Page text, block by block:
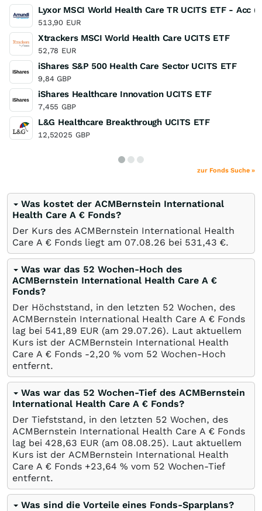
Lyxor MSCI World Health Care TR UCITS ETF - Acc
513,90 EUR
Xtrackers MSCI World Health Care UCITS ETF
52,78 EUR
iShares S&P 500 Health Care Sector UCITS ETF
9,84 GBP
iShares Healthcare Innovation UCITS ETF
7,455 GBP
L&G Healthcare Breakthrough UCITS ETF
12,52025 GBP
zur Fonds Suche »
Was kostet der ACMBernstein International
Health Care A € Fonds?
Der Kurs des ACMBernstein International Health
Care A € Fonds liegt am 07.08.26 bei 531,43 €.
Was war das 52 Wochen-Hoch des
ACMBernstein International Health Care A €
Fonds?
Der Höchststand, in den letzten 52 Wochen, des
ACMBernstein International Health Care A € Fonds
lag bei 541,89 EUR (am 29.07.26). Laut aktuellem
Kurs ist der ACMBernstein International Health
Care A € Fonds -2,20 % vom 52 Wochen-Hoch
entfernt.
Was war das 52 Wochen-Tief des ACMBernstein
International Health Care A € Fonds?
Der Tiefststand, in den letzten 52 Wochen, des
ACMBernstein International Health Care A € Fonds
lag bei 428,63 EUR (am 08.08.25). Laut aktuellem
Kurs ist der ACMBernstein International Health
Care A € Fonds +23,64 % vom 52 Wochen-Tief
entfernt.
Was sind die Vorteile eines Fonds-Sparplans?